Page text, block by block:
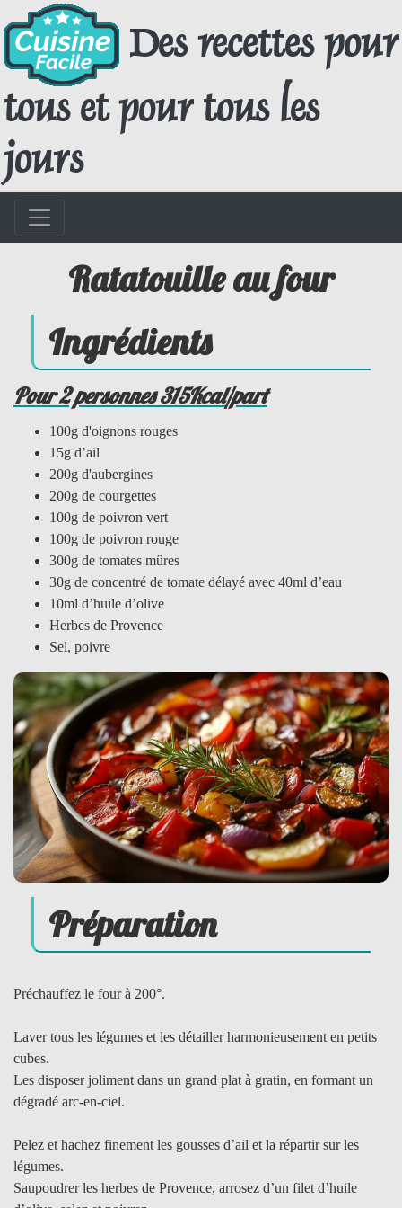
Des recettes pour
tous et pour tous les
jours
Ratatouille au four
Ingrédients
Pour 2 personnes 315Kcal/part
100g d'oignons rouges
15g d’ail
200g d'aubergines
200g de courgettes
100g de poivron vert
100g de poivron rouge
300g de tomates mûres
30g de concentré de tomate délayé avec 40ml d’eau
10ml d’huile d’olive
Herbes de Provence
Sel, poivre
Préparation
Préchauffez le four à 200°.
Laver tous les légumes et les détailler harmonieusement en petits
cubes.
Les disposer joliment dans un grand plat à gratin, en formant un
dégradé arc-en-ciel.
Pelez et hachez finement les gousses d’ail et la répartir sur les
légumes.
Saupoudrer les herbes de Provence, arrosez d’un filet d’huile